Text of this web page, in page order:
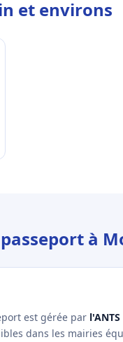
et environs
à
est gérée par l'ANTS
dans les mairies